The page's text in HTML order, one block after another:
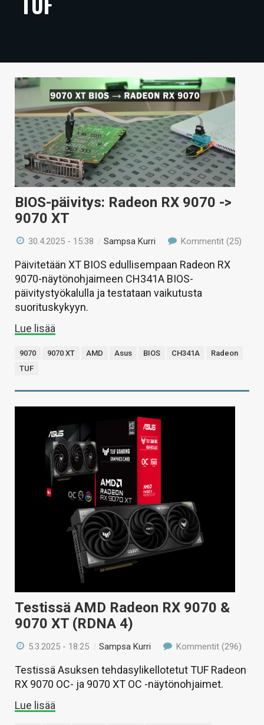
ARTIKKELIT
TECHBBS
TIETOA
HINTA.FI
KAUPPA
VAIHDA TEEMA
HAKU
BIOS-päivitys: Radeon RX 9070 ->
9070 XT
30.4.2025 - 15:38 /Sampsa Kurri Kommentit (25)
Päivitetään XT BIOS edullisempaan Radeon RX
9070-näytönohjaimeen CH341A BIOS-
päivitystyökalulla ja testataan vaikutusta
suorituskykyyn.
Lue lisää
9070 9070 XT AMD Asus BIOS CH341A
Radeon
TUF
Testissä AMD Radeon RX 9070 &
9070 XT (RDNA 4)
5.3.2025 - 18:25 /Sampsa Kurri Kommentit (296)
Testissä Asuksen tehdasylikellotetut TUF Radeon
RX 9070 OC- ja 9070 XT OC -näytönohjaimet.
Lue lisää